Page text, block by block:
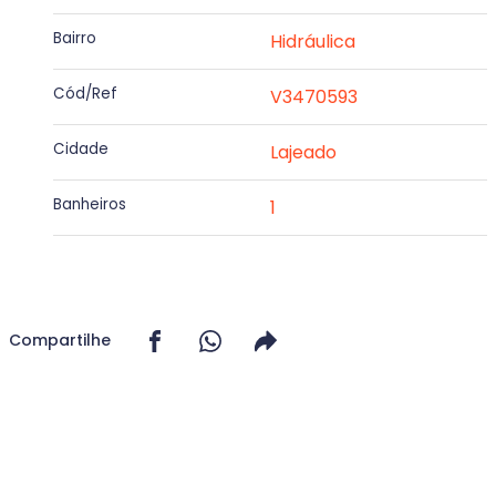
Bairro Hidráulica
Cód/Ref V3470593
Cidade Lajeado
Banheiros 1
Compartilhe